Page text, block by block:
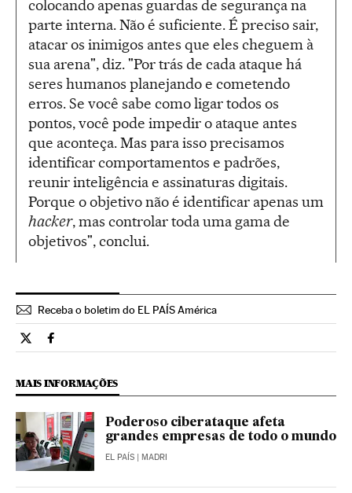
colocando apenas guardas de segurança na
parte interna. Não é suficiente. É preciso sair,
atacar os inimigos antes que eles cheguem à
sua arena", diz. "Por trás de cada ataque há
seres humanos planejando e cometendo
erros. Se você sabe como ligar todos os
pontos, você pode impedir o ataque antes
que aconteça. Mas para isso precisamos
identificar comportamentos e padrões,
reunir inteligência e assinaturas digitais.
Porque o objetivo não é identificar apenas um
hacker, mas controlar toda uma gama de
objetivos", conclui.
Receba o boletim do EL PAÍS América
Tecnologia El País Brasil en Twitter
Tecnologia El País Brasil en Facebook
MAIS INFORMAÇÕES
Poderoso ciberataque afeta
grandes empresas de todo o mundo
EL PAÍS | MADRI